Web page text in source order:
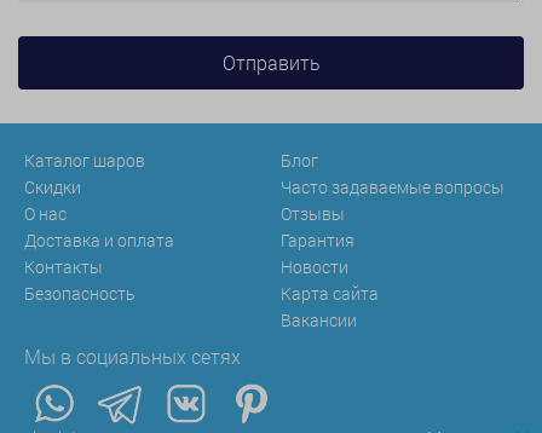
Каталог шаров
Скидки
О нас
Доставка и оплата
Контакты
Безопасность
Блог
Часто задаваемые вопросы
Отзывы
Гарантия
Новости
Карта сайта
Вакансии
Мы в социальных сетях